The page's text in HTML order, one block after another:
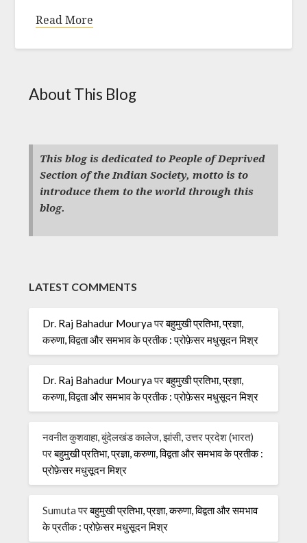
Read More
About This Blog
This blog is dedicated to People of Deprived
Section of the Indian Society, motto is to
introduce them to the world through this
blog.
LATEST COMMENTS
Dr. Raj Bahadur Mouryaपरबहुमुखी प्रतिभा, प्रज्ञा,
करुणा, विद्वता और समभाव के प्रतीक : प्रोफ़ेसर मधुसूदन मिश्र
Dr. Raj Bahadur Mouryaपरबहुमुखी प्रतिभा, प्रज्ञा,
करुणा, विद्वता और समभाव के प्रतीक : प्रोफ़ेसर मधुसूदन मिश्र
नवनीत कुशवाहा, बुंदेलखंड कालेज, झांसी, उत्तर प्रदेश (भारत)
परबहुमुखी प्रतिभा, प्रज्ञा, करुणा, विद्वता और समभाव के प्रतीक :
प्रोफ़ेसर मधुसूदन मिश्र
Sumutaपरबहुमुखी प्रतिभा, प्रज्ञा, करुणा, विद्वता और समभाव
के प्रतीक : प्रोफ़ेसर मधुसूदन मिश्र